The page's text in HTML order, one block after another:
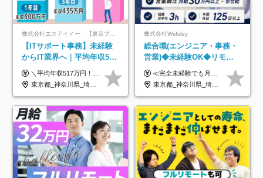
株式会社エスアイイー 【東京プロマーケット上場】
【ITサポート事務】未経験
からIT業界へ｜平均年収517
万円｜ホワイト企業認定｜
年休134日｜リモートOK
＼平均年収517万円！入社5年目まで毎年必ず昇給／ ■賞与年3回 ■年収800万円以上も可 ■入社3年以上の平均年収469.2万円 月給23万2000円以上＋賞与年3回＋各種手当 ☆入社5年目まで最大1万5000円の定期昇給を確約 ┃各種手当充実 ・規定の資格を取得すれば、2000円～5万円を毎月支給（2万4000円～60万円／年） ・研修中に取得した取得率95％の資格でも研修後の給料UP ※月給は年齢・経験・能力を考慮して、優遇いたします ※上記月給金額は固定残業代（20時間/3万1300円円以上）を含み、超過分は別途支給いたします ※試用期間（6ヶ月）は月給に変動はありますが、その他待遇に差異はありません ├入社後1ヶ月～3ヶ月間は、月給20万1900円となります └上記金額は固定残業代（10時間／1万6000円）を含み、超過分は別途支給いたします
東京都_神奈川県_埼玉県_千葉県_大阪府_愛知県_北海道_青森県_岩手県_宮城県_秋田県_山形県_福島県_茨城県_栃木県_群馬県_新潟県_山梨県_長野県_富山県_石川県_福井県_静岡県_岐阜県_三重県_兵庫県_京都府_滋賀県_奈良県_和歌山県_広島県_岡山県_鳥取県_島根県_山口県_徳島県_香川県_愛媛県_高知県_福岡県_熊本県_佐賀県_長崎県_大分県_宮崎県_鹿児島県_沖縄県
株式会社Widsley
総合職(エンジニア・事務・
営業)◆未経験OK◆リモー
トあり◆残業月3h◆服装髪
型自由
≪完全未経験でも月給40万円以上も可能です！≫ -------------- 【1】ITエンジニア 月給26万円～50万円＋プロジェクト手当＋資格手当 【2】IT事務、営業事務 月給26万円～50万円＋プロジェクト手当＋資格手当 ≪【1】【2】共通≫ ★上記給与には固定残業代20時間分(月3万719円～)を含みます。残業が超過した場合は、追加支給します(残業は月平均3時間とほぼ発生しません。残業がなくても、固定残業代は支給されます) ★試用期間6ヵ月あり（期間中は月給23万1000円～。固定残業代20時間分3万719円～を含む／超過分は別途支給） -------------- 【3】SES営業、SaaS営業 月給30万円以上＋インセンティブ＋各種手当 ★上記給与には固定残業代45時間分(月7万6967円～)を含みます。残業が超過した場合は、追加支給します(残業は月平均3時間とほぼ発生しません。残業がなくても、固定残業代は支給されます) ★試用期間6ヵ月あり(期間中も給与や福利厚生は同じです)
東京都_神奈川県_埼玉県_千葉県_大阪府_愛知県_北海道_青森県_岩手県_宮城県_秋田県_山形県_福島県_茨城県_栃木県_群馬県_新潟県_山梨県_長野県_富山県_石川県_福井県_静岡県_岐阜県_三重県_兵庫県_京都府_滋賀県_奈良県_和歌山県_広島県_岡山県_鳥取県_島根県_山口県_徳島県_香川県_愛媛県_高知県_福岡県_熊本県_佐賀県_長崎県_大分県_宮崎県_鹿児島県_沖縄県